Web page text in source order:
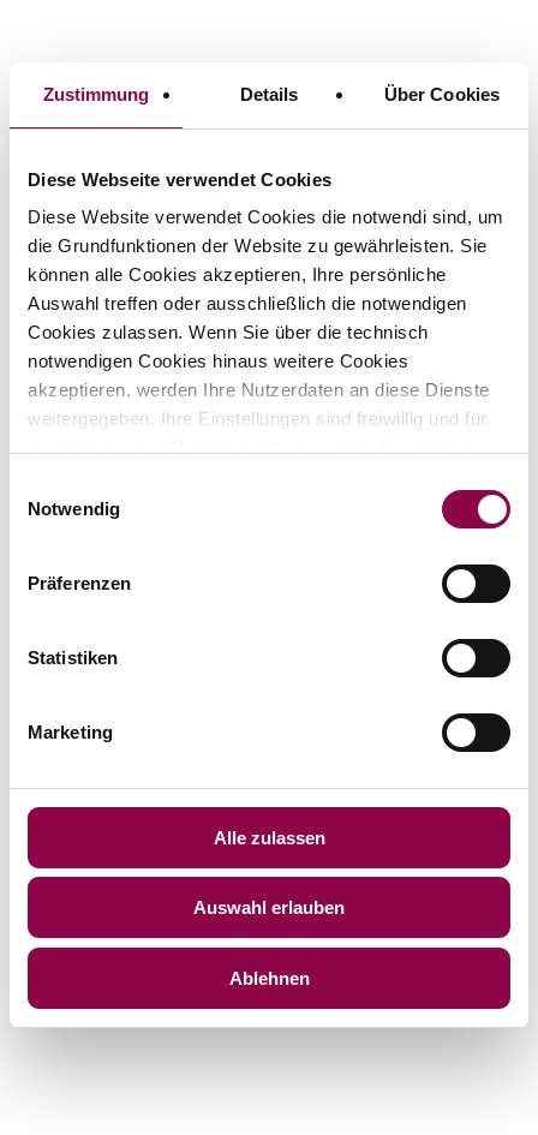
Zustimmung Details Über Cookies
Diese Webseite verwendet Cookies
Diese Website verwendet Cookies die notwendi sind, um
die Grundfunktionen der Website zu gewährleisten. Sie
können alle Cookies akzeptieren, Ihre persönliche
Auswahl treffen oder ausschließlich die notwendigen
Cookies zulassen. Wenn Sie über die technisch
notwendigen Cookies hinaus weitere Cookies
akzeptieren, werden Ihre Nutzerdaten an diese Dienste
weitergegeben. Ihre Einstellungen sind freiwillig und für
widerrufen oder ändern. Nähere Hinweise erhalten Sie in
. Wenn Sie unter 16
Diensten geben möchten, müssen Sie Ihre
Notwendig
Präferenzen
Statistiken
Marketing
Alle zulassen
Auswahl erlauben
Ablehnen